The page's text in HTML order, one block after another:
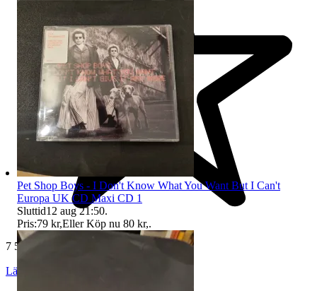
7 563 omdömen
Läs omdömen
Pet Shop Boys - I Don't Know What You Want But I Can't
Europa UK CD Maxi CD 1
Sluttid12 aug 21:50.
Pris:79 kr,Eller Köp nu 80 kr,.